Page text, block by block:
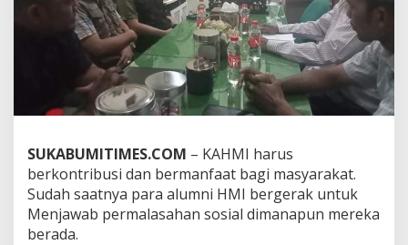
n
t
u
k
P
e
a
n
g
u
n
SUKABUMITIMES.COM – KAHMI harus
berkontribusi dan bermanfaat bagi masyarakat.
Sudah saatnya para alumni HMI bergerak untuk
Menjawab permalasahan sosial dimanapun mereka
berada.